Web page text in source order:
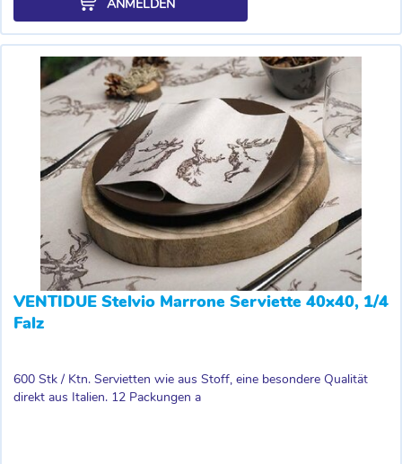
ANMELDEN
VENTIDUE Stelvio Marrone Serviette 40x40, 1/4
Falz
600 Stk / Ktn. Servietten wie aus Stoff, eine besondere Qualität
direkt aus Italien. 12 Packungen a